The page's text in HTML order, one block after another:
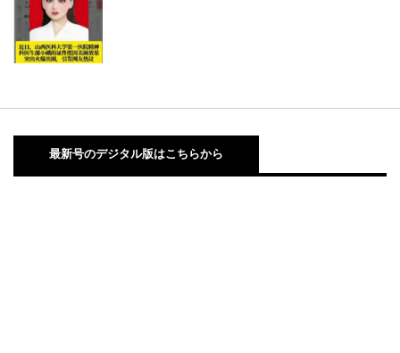
最新号のデジタル版はこちらから